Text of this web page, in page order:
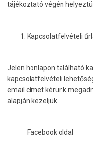
tájékoztató végén
Kapcsolatfelvételi
Jelen honlapon található
kapcsolatfelvételi
email címet kérünk
alapján kezeljük.
Facebook oldal